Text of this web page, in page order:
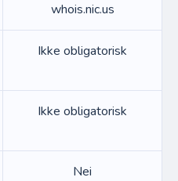
whois.nic.us
Ikke obligatorisk
Ikke obligatorisk
Nei